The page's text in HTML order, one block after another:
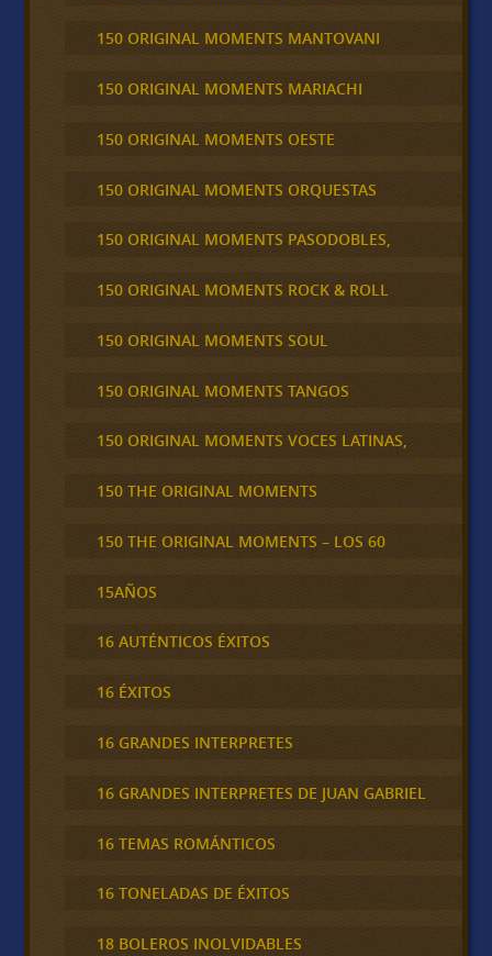
150 ORIGINAL MOMENTS MANTOVANI
150 ORIGINAL MOMENTS MARIACHI
150 ORIGINAL MOMENTS OESTE
150 ORIGINAL MOMENTS ORQUESTAS
150 ORIGINAL MOMENTS PASODOBLES,
150 ORIGINAL MOMENTS ROCK & ROLL
150 ORIGINAL MOMENTS SOUL
150 ORIGINAL MOMENTS TANGOS
150 ORIGINAL MOMENTS VOCES LATINAS,
150 THE ORIGINAL MOMENTS
150 THE ORIGINAL MOMENTS – LOS 60
15AÑOS
16 AUTÉNTICOS ÉXITOS
16 ÉXITOS
16 GRANDES INTERPRETES
16 GRANDES INTERPRETES DE JUAN GABRIEL
16 TEMAS ROMÁNTICOS
16 TONELADAS DE ÉXITOS
18 BOLEROS INOLVIDABLES